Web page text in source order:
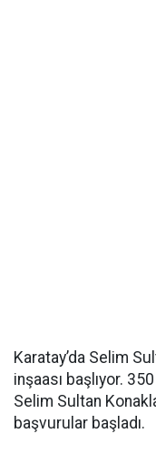
Karatay’da Selim
inşaası başlıyor.
Selim Sultan
başvurular başladı.